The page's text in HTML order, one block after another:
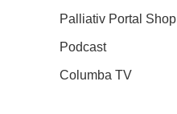
Palliativ Portal Shop
Podcast
Columba TV